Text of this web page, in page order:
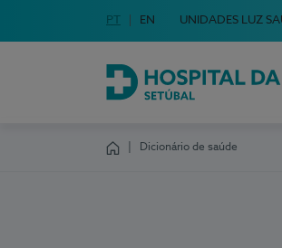
Escolha o seu idioma
Idioma em Português
PT English Language
EN UNIDADES LUZ
Hospital da Luz Setúbal
Dicionário de saúde